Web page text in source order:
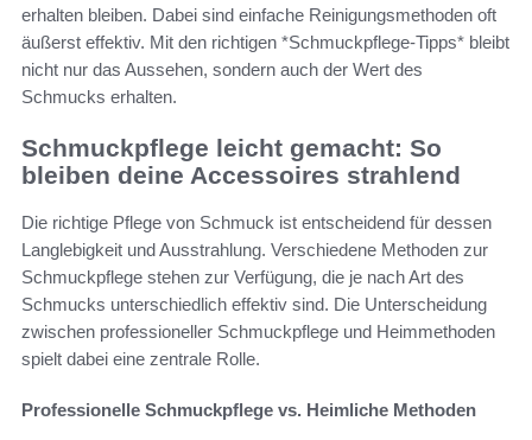
erhalten bleiben. Dabei sind einfache Reinigungsmethoden oft
äußerst effektiv. Mit den richtigen *Schmuckpflege-Tipps* bleibt
nicht nur das Aussehen, sondern auch der Wert des
Schmucks erhalten.
Schmuckpflege leicht gemacht: So
bleiben deine Accessoires strahlend
Die richtige Pflege von Schmuck ist entscheidend für dessen
Langlebigkeit und Ausstrahlung. Verschiedene Methoden zur
Schmuckpflege stehen zur Verfügung, die je nach Art des
Schmucks unterschiedlich effektiv sind. Die Unterscheidung
zwischen professioneller Schmuckpflege und Heimmethoden
spielt dabei eine zentrale Rolle.
Professionelle Schmuckpflege vs. Heimliche Methoden